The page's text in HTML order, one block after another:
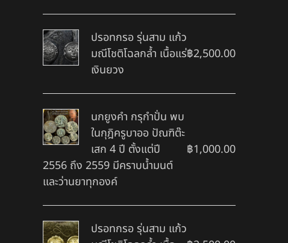
ปรอทกรอ รุ่นสาม แก้ว
มณีโชติโฉลกล้ำ เนื้อแร่
เงินยวง
฿2,500.00
นกยูงคำ กรุกำปั่น พบ
ในกุฎิครูบาออ ปัณฑิต๊ะ
เสก 4 ปี ตั้งแต่ปี
2556 ถึง 2559 มีคราบน้ำมนต์
และว่านยาทุกองค์
฿1,000.00
ปรอทกรอ รุ่นสาม แก้ว